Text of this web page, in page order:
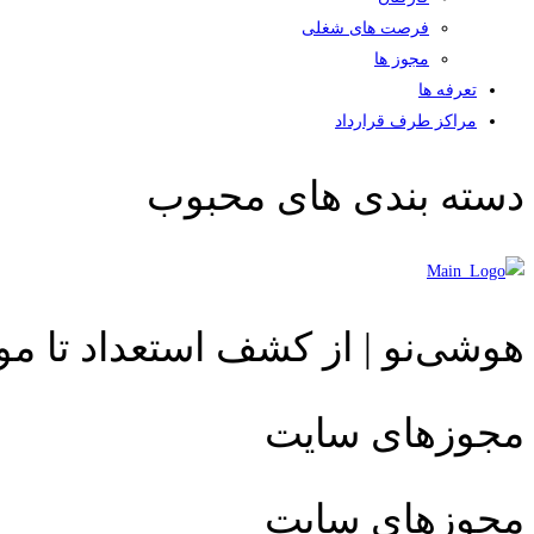
فرصت های شغلی
مجوز ها
تعرفه ها
مراکز طرف قرارداد
دسته بندی های محبوب
هوشی‌نو | از کشف استعداد تا
مجوزهای سایت
مجوزهای سایت